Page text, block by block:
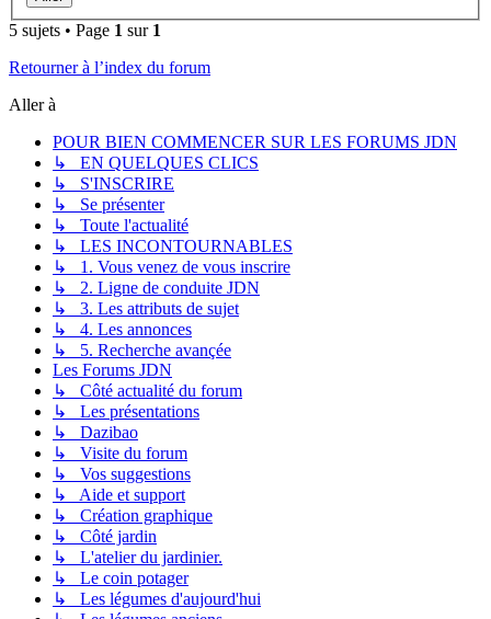
5 sujets • Page 1 sur 1
Retourner à l’index du forum
Aller à
POUR BIEN COMMENCER SUR LES FORUMS JDN
↳ EN QUELQUES CLICS
↳ S'INSCRIRE
↳ Se présenter
↳ Toute l'actualité
↳ LES INCONTOURNABLES
↳ 1. Vous venez de vous inscrire
↳ 2. Ligne de conduite JDN
↳ 3. Les attributs de sujet
↳ 4. Les annonces
↳ 5. Recherche avançée
Les Forums JDN
↳ Côté actualité du forum
↳ Les présentations
↳ Dazibao
↳ Visite du forum
↳ Vos suggestions
↳ Aide et support
↳ Création graphique
↳ Côté jardin
↳ L'atelier du jardinier.
↳ Le coin potager
↳ Les légumes d'aujourd'hui